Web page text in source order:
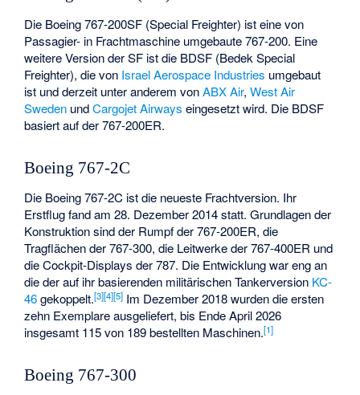
Die Boeing 767-200SF (Special Freighter) ist eine von
Passagier- in Frachtmaschine umgebaute 767-200. Eine
weitere Version der SF ist die BDSF (Bedek Special
Freighter), die von Israel Aerospace Industries umgebaut
ist und derzeit unter anderem vonABX Air,West Air
Sweden undCargojet Airways eingesetzt wird. Die BDSF
basiert auf der 767-200ER.
Boeing 767-2C
Die Boeing 767-2C ist die neueste Frachtversion. Ihr
Erstflug fand am 28. Dezember 2014 statt. Grundlagen der
Konstruktion sind der Rumpf der 767-200ER, die
Tragflächen der 767-300, die Leitwerke der 767-400ER und
die Cockpit-Displays der 787. Die Entwicklung war eng an
die der auf ihr basierenden militärischen Tankerversion KC-
46gekoppelt.[3][4][5] Im Dezember 2018 wurden die ersten
zehn Exemplare ausgeliefert, bis Ende April 2026
insgesamt 115 von 189 bestellten Maschinen.[1]
Boeing 767-300